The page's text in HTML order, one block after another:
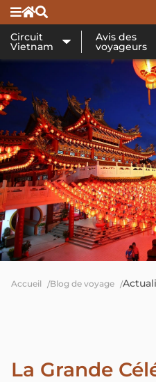
Circuit
Vietnam
Avis des
voyageurs
Accueil Blog de voyage
La Grande